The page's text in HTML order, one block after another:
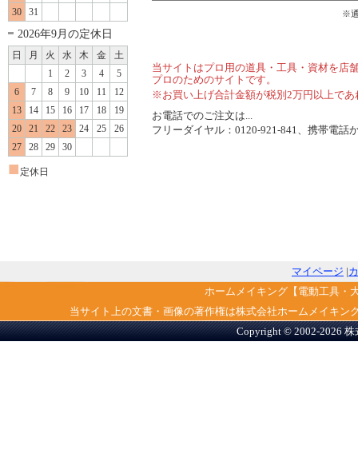
30
31
2026年9月の定休日
日 月 火 水 木 金
土
1
2 3 4
5
6
7 8 9 10 11
12
13
14 15 16 17 18
19
20
21 22 23 24 25
26
27
28 29 30
■ 定休日
※
当サイトはプロ用の道具・工具・資材を店
プロのためのサイトです。
※お買い上げ合計金額が税別2万円以上で
お電話でのご注文は...
フリーダイヤル：0120-921-841、携帯電
マイページ |
ホームメイキング【電動工具・
当サイト上の文書・画像の著作権は株式会社ホームメイキ
Copyright © 2002-2026